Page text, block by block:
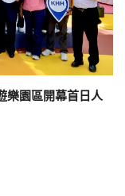
樂園區開幕首日人